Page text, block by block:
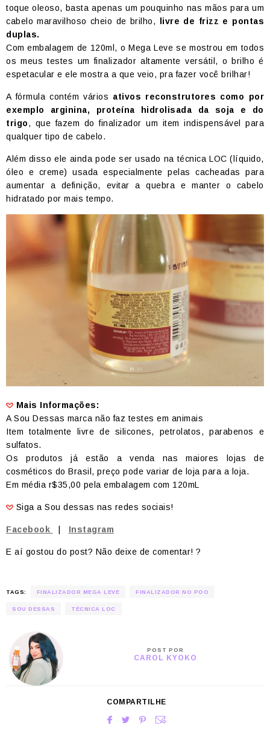
toque oleoso, basta apenas um pouquinho nas mãos para um
cabelo maravilhoso cheio de brilho,
livre de frizz e pontas
duplas.
Com embalagem de 120ml, o Mega Leve se mostrou em todos
os meus testes um finalizador altamente versátil, o brilho é
espetacular e ele mostra a que veio, pra fazer você brilhar!
A fórmula contém vários ativos reconstrutores como por
exemplo arginina, proteína hidrolisada da soja e do
trigo, que fazem do finalizador um item indispensável para
qualquer tipo de cabelo.
Além disso ele ainda pode ser usado na técnica LOC (líquido,
óleo e creme) usada especialmente pelas cacheadas para
aumentar a definição, evitar a quebra e manter o cabelo
hidratado por mais tempo.
Mais Informações:
A Sou Dessas marca não faz testes em animais
Item totalmente livre de silicones, petrolatos, parabenos e
sulfatos.
Os produtos já estão a venda nas maiores lojas de
cosméticos do Brasil, preço pode variar de loja para a loja.
Em média r$35,00 pela embalagem com 120mL
Siga a Sou dessas nas redes sociais!
Facebook Instagram
E aí gostou do post? Não deixe de comentar! ?
TAGS: FINALIZADOR MEGA LEVE FINALIZADOR NO POO
SOU DESSAS TÉCNICA LOC
POST POR
CAROL KYOKO
COMPARTILHE